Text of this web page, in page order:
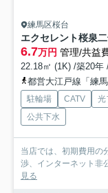
練馬区桜台
エクセレント桜泉
6.7万円 管理/共益
22.18㎡ (1K) /築20年
都営大江戸線「練
駐輪場 CATV 光
公共下水
当店では、初期費用の
渉、インターネット非
見る